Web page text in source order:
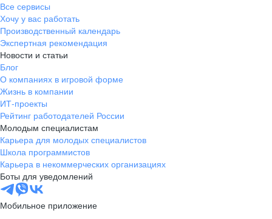
Все сервисы
Хочу у вас работать
Производственный календарь
Экспертная рекомендация
Новости и статьи
Блог
О компаниях в игровой форме
Жизнь в компании
ИТ-проекты
Рейтинг работодателей России
Молодым специалистам
Карьера для молодых специалистов
Школа программистов
Карьера в некоммерческих организациях
Боты для уведомлений
Мобильное приложение